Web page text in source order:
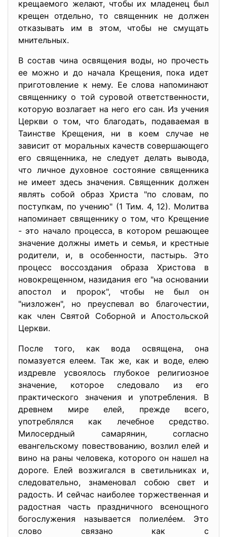
крещаемого желают, чтобы их младенец был
крещен отдельно, то священник не должен
отказывать им в этом, чтобы не смущать
мнительных.
В состав чина освящения воды, но прочесть
ее можно и до начала Крещения, пока идет
приготовление к нему. Ее слова напоминают
священнику о той суровой ответственности,
которую возлагает на него его сан. Из учения
Церкви о том, что благодать, подаваемая в
Таинстве Крещения, ни в коем случае не
зависит от моральных качеств совершающего
его священника, не следует делать вывода,
что личное духовное состояние священника
не имеет здесь значения. Священник должен
являть собой образ Христа "по словам, по
поступкам, по учению" (1 Тим. 4, 12). Молитва
напоминает священнику о том, что Крещение
- это начало процесса, в котором решающее
значение должны иметь и семья, и крестные
родители, и, в особенности, пастырь. Это
процесс воссоздания образа Христова в
новокрещенном, назидания его "на основании
апостол и пророк", чтобы не был он
"низложен", но преуспевал во благочестии,
как член Святой Соборной и Апостольской
Церкви.
После того, как вода освящена, она
помазуется елеем. Так же, как и воде, елею
издревле усвоялось глубокое религиозное
значение, которое следовало из его
практического значения и употребления. В
древнем мире елей, прежде всего,
употреблялся как лечебное средство.
Милосердный самарянин, согласно
евангельскому повествованию, возлил елей и
вино на раны человека, которого он нашел на
дороге. Елей возжигался в светильниках и,
следовательно, знаменовал собою свет и
радость. И сейчас наиболее торжественная и
радостная часть праздничного всенощного
богослужения называется полиелéем. Это
слово связано как с